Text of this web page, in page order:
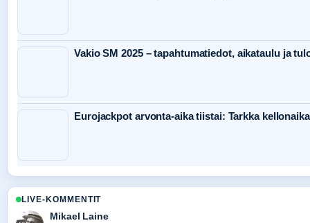
Vakio SM 2025 – tapahtumatiedot, aikataulu ja
Eurojackpot arvonta-aika tiistai: Tarkka
LIVE-KOMMENTIT
Mikael Laine